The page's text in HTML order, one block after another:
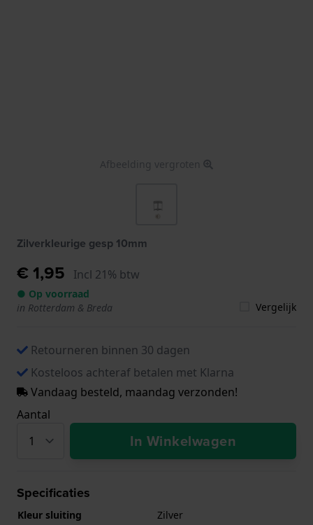
Afbeelding vergroten
Zilverkleurige gesp 10mm
€ 1,95 Incl 21% btw
● Op voorraad
in Rotterdam & Breda
Vergelijk
Retourneren binnen 30 dagen
Kosteloos achteraf betalen met Klarna
Vandaag besteld, maandag verzonden!
Aantal
In Winkelwagen
Specificaties
Kleur sluiting
Zilver